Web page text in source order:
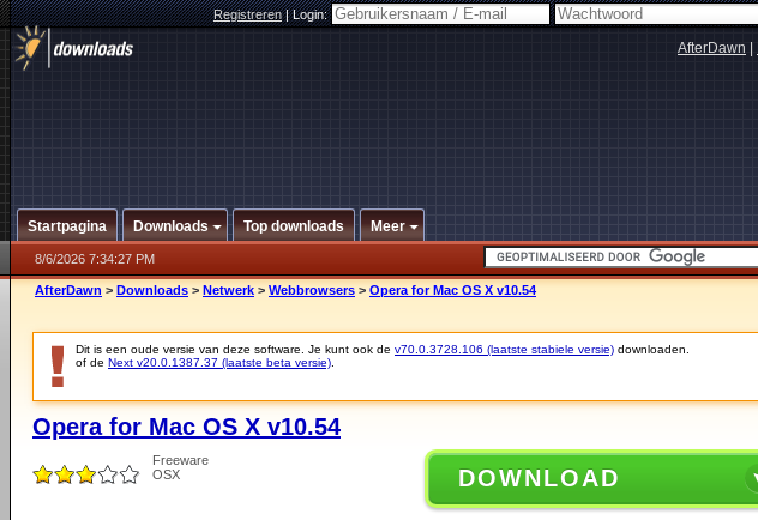
Registreren|Login:
AfterDawn
Startpagina Downloads Top downloads Meer
8/6/2026 7:34:27 PM
AfterDawn > Downloads > Netwerk > Webbrowsers > Opera for Mac OS X v10.54
Dit is een oude versie van deze software. Je kunt ook de v70.0.3728.106 (laatste stabiele versie) downloaden.
of de Next v20.0.1387.37 (laatste beta versie)
Opera for Mac OS X v10.54
Freeware
OSX
DOWNLOAD